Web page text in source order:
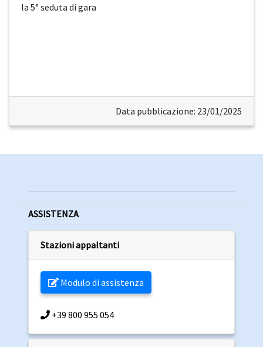
la 5° seduta di gara
Data pubblicazione: 23/01/2025
ASSISTENZA
Stazioni appaltanti
Modulo di assistenza
+39 800 955 054